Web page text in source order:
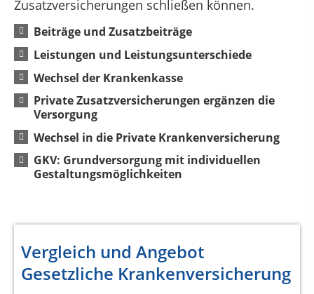
Zusatzversicherungen schließen können.
Beiträge und Zusatzbeiträge
Leistungen und Leistungsunterschiede
Wechsel der Krankenkasse
Private Zusatzversicherungen ergänzen die
Versorgung
Wechsel in die Private Krankenversicherung
GKV: Grundversorgung mit individuellen
Gestaltungsmöglichkeiten
Vergleich und Angebot
Gesetzliche Krankenversicherung